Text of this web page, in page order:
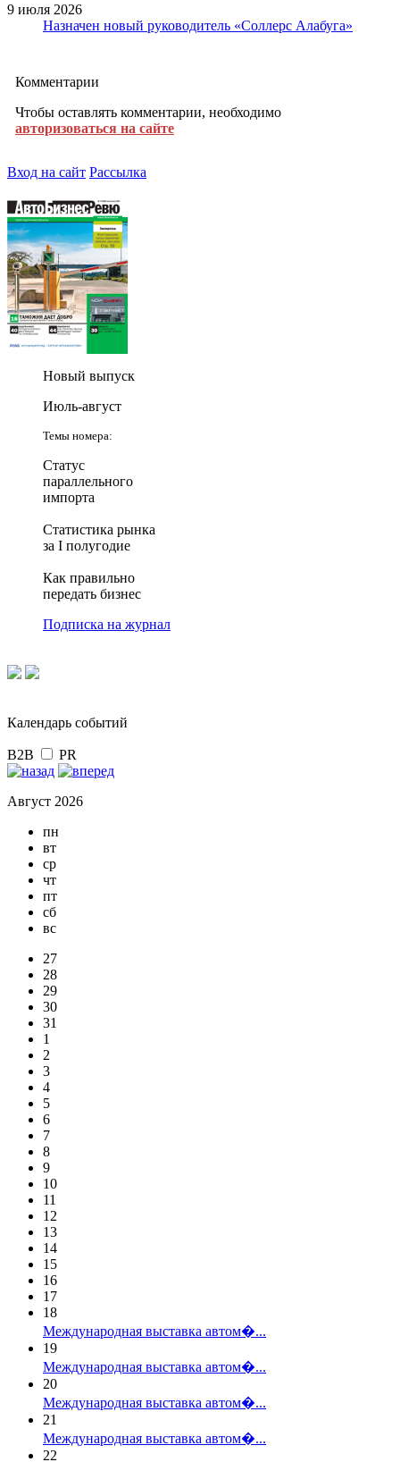
9 июля 2026
Назначен новый руководитель «Соллерс Алабуга»
Комментарии
Чтобы оставлять комментарии, необходимо
авторизоваться на сайте
Вход на сайт Рассылка
Новый выпуск
Июль-август
Темы номера:
Статус
параллельного
импорта
Статистика рынка
за I полугодие
Как правильно
передать бизнес
Подписка на журнал
Календарь событий
B2B PR
Август 2026
пн
вт
ср
чт
пт
сб
вс
27
28
29
30
31
1
2
3
4
5
6
7
8
9
10
11
12
13
14
15
16
17
18
Международная выставка автом�...
19
Международная выставка автом�...
20
Международная выставка автом�...
21
Международная выставка автом�...
22